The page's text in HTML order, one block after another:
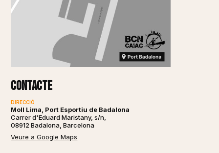
Contacte
DIRECCIÓ
Moll Lima, Port Esportiu de Badalona
Carrer d'Eduard Maristany, s/n,
08912 Badalona, Barcelona
Veure a Google Maps